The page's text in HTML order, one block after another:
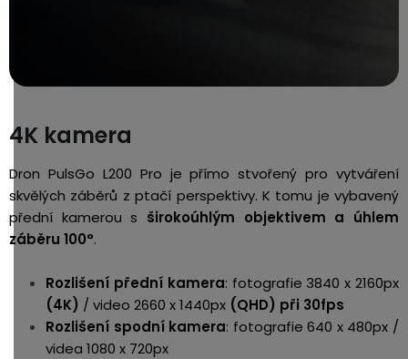
4K kamera
Dron PulsGo L200 Pro je přímo stvořený pro vytváření
skvělých záběrů z ptačí perspektivy. K tomu je vybavený
přední kamerou s širokoúhlým objektivem a úhlem
záběru 100°.
Rozlišení přední kamera: fotografie 3840 x 2160px
(4K) / video 2660 x 1440px (QHD) při 30fps
Rozlišení spodní kamera: fotografie 640 x 480px /
videa 1080 x 720px